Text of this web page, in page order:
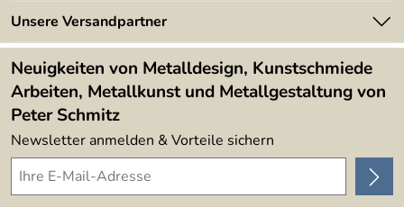
Newsletter
Lieferbedingungen
Kundenbewertungen (394)
4,9/5
Unsere Versandpartner
Neuigkeiten von Metalldesign, Kunstschmiede
Arbeiten, Metallkunst und Metallgestaltung von
Peter Schmitz
Newsletter anmelden & Vorteile sichern